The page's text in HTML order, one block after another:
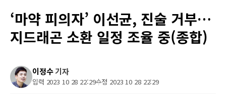
‘마약 피의자’ 이선균, 진술 거부…
지드래곤 소환 일정 조율 중(종합)
이정수기자
입력 2023 10 28 22:29수정 2023 10 28 22:29